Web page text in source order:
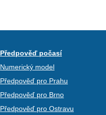
Předpověď počasí
Numerický model
Předpověď pro Prahu
Předpověď pro Brno
Předpověď pro Ostravu